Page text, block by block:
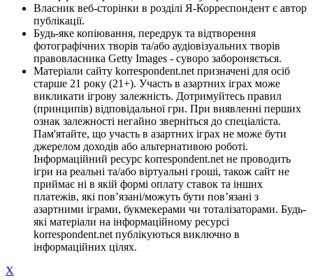
Власник веб-сторінки в розділі Я-Корреспондент є автор
публікації.
Будь-яке копіювання, передрук та відтворення
фотографічних творів та/або аудіовізуальних творів
правовласника Getty Images - суворо забороняється.
Матеріали сайту korrespondent.net призначені для осіб
старше 21 року (21+). Участь в азартних іграх може
викликати ігрову залежність. Дотримуйтесь правил
(принципів) відповідальної гри. При виявленні перших
ознак залежності негайно зверніться до спеціаліста.
Пам'ятайте, що участь в азартних іграх не може бути
джерелом доходів або альтернативою роботі.
Інформаційний ресурс korrespondent.net не проводить
ігри на реальні та/або віртуальні гроші, також сайт не
приймає ні в якій формі оплату ставок та інших
платежів, які пов’язані/можуть бути пов’язані з
азартними іграми, букмекерами чи тоталізаторами. Будь-
які матеріали на інформаційному ресурсі
korrespondent.net публікуються виключно в
інформаційних цілях.
X